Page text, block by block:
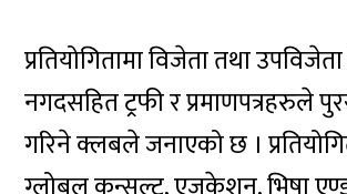
प्रतियोगितामा विजेता तथा
नगदसहित ट्रफी र प्रमाणपत्रहरुले
गरिने क्लबले जनाएको छ ।